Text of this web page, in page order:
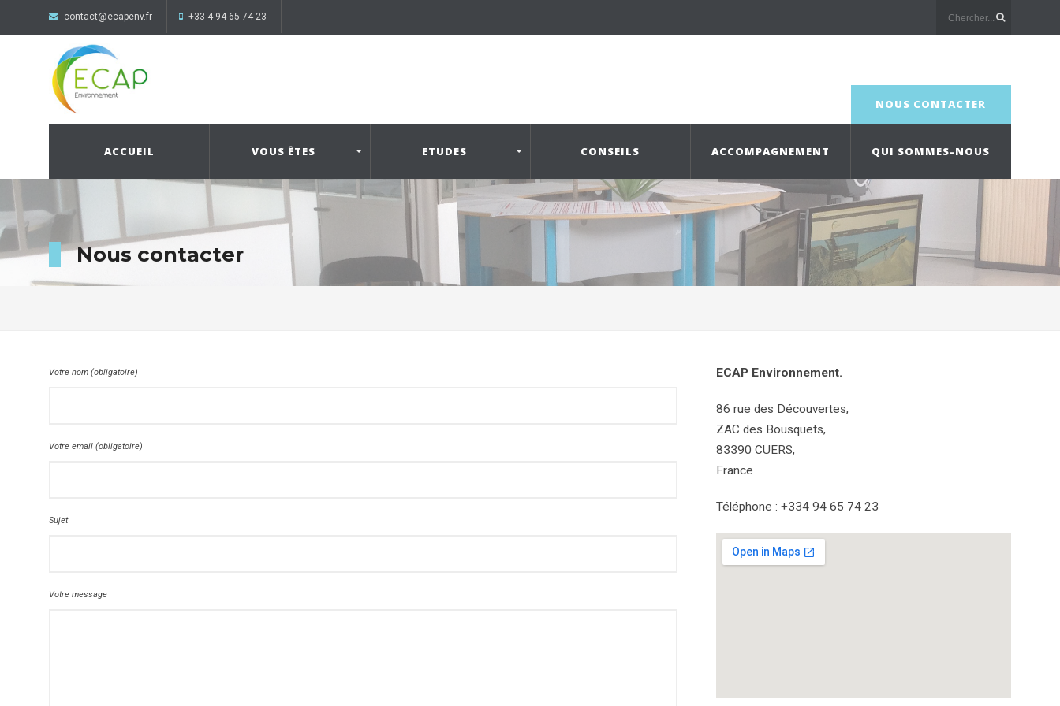
contact@ecapenv.fr +33 4 94 65 74 23
NOUS CONTACTER
ACCUEIL VOUS ÊTES ETUDES CONSEILS ACCOMPAGNEMENT QUI SOMMES-NOUS
Nous contacter
Votre nom (obligatoire)
Votre email (obligatoire)
Sujet
Votre message
ECAP Environnement.
86 rue des Découvertes,
ZAC des Bousquets,
83390 CUERS,
France
Téléphone : +334 94 65 74 23